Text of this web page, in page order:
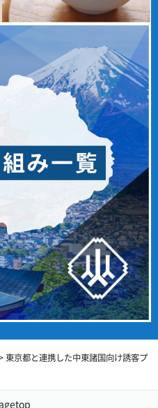
東京都と連携した中東諸国向け誘客プ